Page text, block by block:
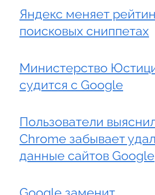
Яндекс меняет
поисковых сниппетах
Министерство
судится с Google
Пользователи
Chrome забывает
данные сайтов Google